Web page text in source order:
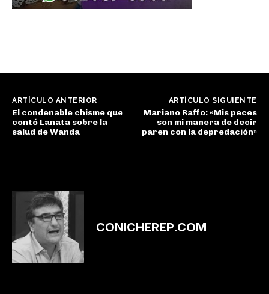
ARTÍCULO ANTERIOR
El condenable chisme que
contó Lanata sobre la
salud de Wanda
ARTÍCULO SIGUIENTE
Mariano Raffo: «Mis peces
son mi manera de decir
paren con la depredación»
CONICHEREP.COM